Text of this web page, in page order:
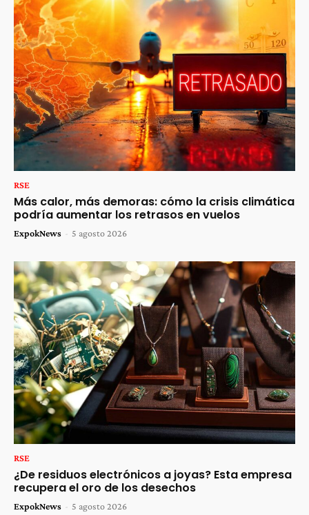
RSE
Más calor, más demoras: cómo la crisis climática
podría aumentar los retrasos en vuelos
ExpokNews - 5 agosto 2026
RSE
¿De residuos electrónicos a joyas? Esta empresa
recupera el oro de los desechos
ExpokNews - 5 agosto 2026